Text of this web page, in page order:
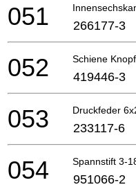
051 266177-3
Schiene Knopf
052 419446-3
Druckfeder
053 233117-6
Spannstift 3-
054 951066-2